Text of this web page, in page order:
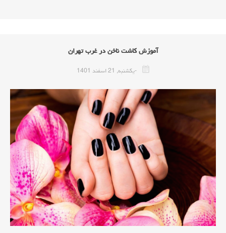
آموزش کاشت ناخن در غرب تهران
-يكشنبه, 21 اسفند 1401